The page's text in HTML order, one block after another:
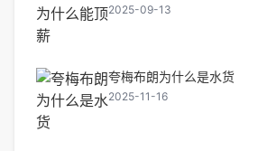
2025-09-13
夸梅布朗为什么是水货
2025-11-16